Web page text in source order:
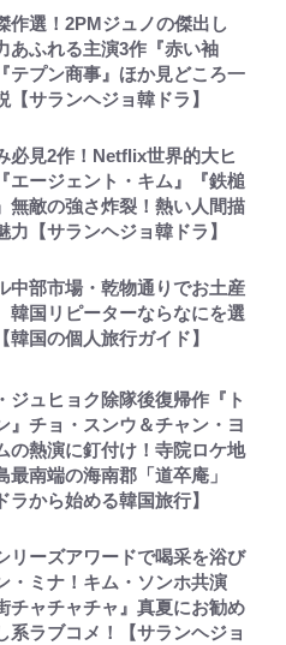
作選！2PMジュノの傑出し
あふれる主演3作『赤い袖
テプン商事』ほか見どころ一
【サランヘジョ韓ドラ】
必見2作！Netflix世界的大ヒ
エージェント・キム』『鉄槌
無敵の強さ炸裂！熱い人間描
力【サランヘジョ韓ドラ】
中部市場・乾物通りでお土産
韓国リピーターならなにを選
韓国の個人旅行ガイド】
ジュヒョク除隊後復帰作『ト
』チョ・スンウ＆チャン・ヨ
の熱演に釘付け！寺院ロケ地
最南端の海南郡「道卒庵」
ラから始める韓国旅行】
リーズアワードで喝采を浴び
・ミナ！キム・ソンホ共演
チャチャチャ』真夏にお勧め
系ラブコメ！【サランヘジョ